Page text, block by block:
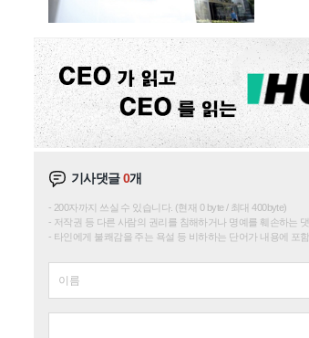
기사댓글0개
200자까지 쓰실 수 있습니다. (현재 0 byte / 최대 400byte)
저작권 등 다른 사람의 권리를 침해하거나 명예를 훼손하는
타인에게 불쾌감을 주는 욕설 등 비하하는 단어가 내용에 포